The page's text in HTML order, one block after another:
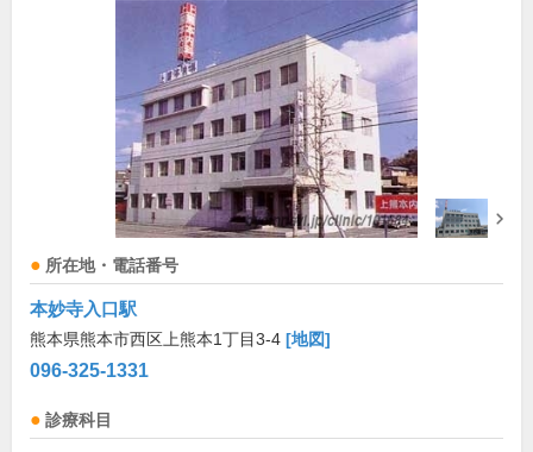
所在地・電話番号
本妙寺入口駅
熊本県熊本市西区上熊本1丁目3-4 [地図]
096-325-1331
診療科目